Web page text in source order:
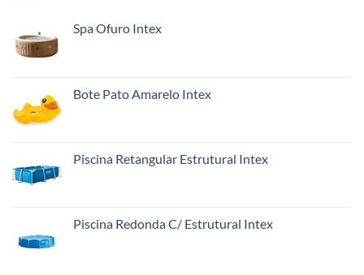
Spa Ofuro Intex
Bote Pato Amarelo Intex
Piscina Retangular Estrutural Intex
Piscina Redonda C/ Estrutural Intex